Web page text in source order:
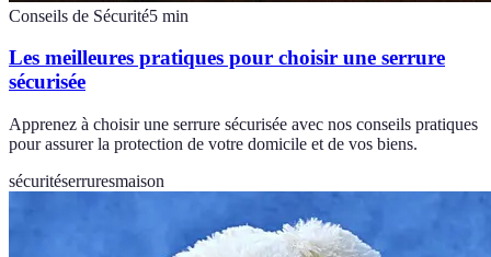
Conseils de Sécurité5 min
Les meilleures pratiques pour choisir une serrure
sécurisée
Apprenez à choisir une serrure sécurisée avec nos conseils pratiques
pour assurer la protection de votre domicile et de vos biens.
sécuritéserruresmaison